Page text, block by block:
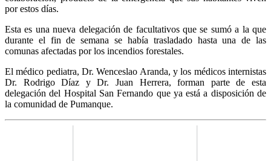
por estos días.
Esta es una nueva delegación de facultativos que se sumó a la que
durante el fin de semana se había trasladado hasta una de las
comunas afectadas por los incendios forestales.
El médico pediatra, Dr. Wenceslao Aranda, y los médicos internistas
Dr. Rodrigo Díaz y Dr. Juan Herrera, forman parte de esta
delegación del Hospital San Fernando que ya está a disposición de
la comunidad de Pumanque.